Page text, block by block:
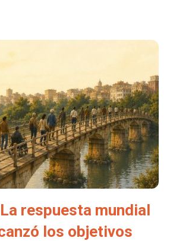
respuesta mundial
los objetivos